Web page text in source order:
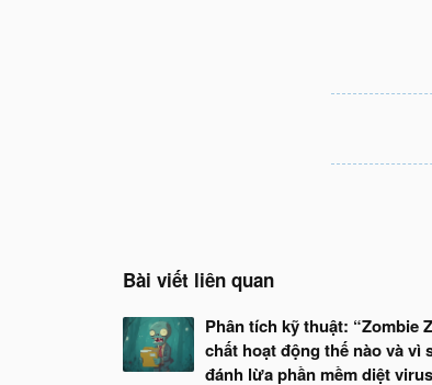
Bài viết liên quan
Phân tích kỹ thuật: “Zombie
chất hoạt động thế nào và vì
đánh lừa phần mềm diệt